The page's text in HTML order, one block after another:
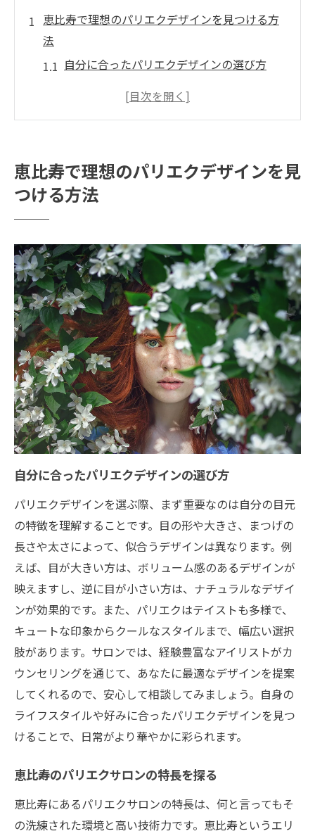
恵比寿で理想のパリエクデザインを見つける方
法
自分に合ったパリエクデザインの選び方
恵比寿のパリエクサロンの特長を探る
パリエクデザインのカスタマイズ方法
予約時に知っておくべきポイント
パリエクで際立つ魅力的な目元を手に入れる
目元の印象を劇的に変えるテクニック
パリエクの効果を最大限に引き出す方法
パリエク後のアフターケアの重要性
プロが教える長持ちするパリエクのコツ
魅力を最大限に引き出すスタイル選び
渋谷区恵比寿の隠れ家サロンでパリエク体験
隠れ家サロンの魅力とは
プライベート感を大切にした施術
リラックスできる空間作り
サロンスタッフの技術力と経験
予約の前に知っておきたいこと
パリエクデザインの秘密を渋谷区恵比寿で明か
す
パリエクのデザインプロセスを解説
最新技術を取り入れた施術法
オーダーメイドデザインの魅力
デザイン選びのカウンセリングポイント
サロン選びで重視すべきポイント
他では味わえない特別な体験
恵比寿のパリエク専門サロンで新しい自分を発
パリエクで生まれ変わる理由
サロンでの初体験の流れ
プロフェッショナルによるカウンセリング
恵比寿で理想のパリエクデザインを見
つける方法
自分に合ったパリエクデザインの選び方
パリエクデザインを選ぶ際、まず重要なのは自分の目元
の特徴を理解することです。目の形や大きさ、まつげの
長さや太さによって、似合うデザインは異なります。例
えば、目が大きい方は、ボリューム感のあるデザインが
映えますし、逆に目が小さい方は、ナチュラルなデザイ
ンが効果的です。また、パリエクはテイストも多様で、
キュートな印象からクールなスタイルまで、幅広い選択
肢があります。サロンでは、経験豊富なアイリストがカ
ウンセリングを通じて、あなたに最適なデザインを提案
してくれるので、安心して相談してみましょう。自身の
ライフスタイルや好みに合ったパリエクデザインを見つ
けることで、日常がより華やかに彩られます。
恵比寿のパリエクサロンの特長を探る
恵比寿にあるパリエクサロンの特長は、何と言ってもそ
の洗練された環境と高い技術力です。恵比寿というエリ